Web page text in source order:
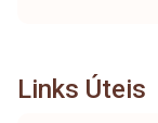
Links Úteis